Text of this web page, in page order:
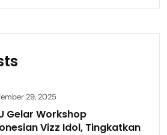
29, 2025
Gelar Workshop
Vizz Idol, Tingkatkan